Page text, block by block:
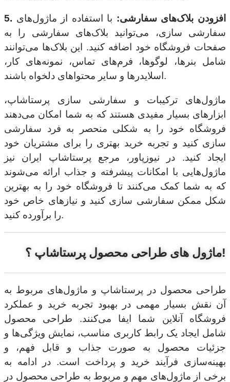
5. افزودن بلاک‌های سفارشی: با استفاده از ماژول‌های
سفارشی سازی، می‌توانید بلاک‌های سفارشی را به
صفحات فروشگاه خود اضافه کنید. این بلاک‌ها می‌توانند
شامل بنرها، لوگوها، فرم‌های تماس، نمونه‌های کار،
اسلایدرها و سایر محتواهای دلخواه باشند.
ماژول‌های ترکیبات و سفارشی سازی پرستاشاپ،
ابزارهای بسیار مفیدی هستند که به شما امکان می‌دهند
فروشگاه خود را به شکلی منحصر به فرد سفارشی
سازی کنید و تجربه خرید بهتری را برای مشتریان خود
ایجاد کنید. در نیوزپاور، مرجع پرستاشاپ ایران نیز
ماژول‌هایی با امکانات پیشرفته و جذاب ارائه می‌شوند
که به شما کمک می‌کنند تا فروشگاه خود را به بهترین
شکل ممکن سفارشی سازی کنید و نیازهای خاص خود
را برآورده کنید.
ماژول های طراحی محصول پرستاشاپ ؟!
طراحی محصول در پرستاشاپ و ماژول‌های مربوط به
آن نقش بسیار مهمی در بهبود تجربه خرید و عملکرد
فروشگاه آنلاین شما ایفا می‌کنند. طراحی محصول
شامل ایجاد یک رابط کاربری مناسب، نمایش ویژگی‌ها و
جزئیات محصول به صورت جذاب و قابل فهم، و
بهینه‌سازی فرآیند خرید و پرداخت است. در ادامه به
برخی از ماژول‌های مهم و مربوط به طراحی محصول در